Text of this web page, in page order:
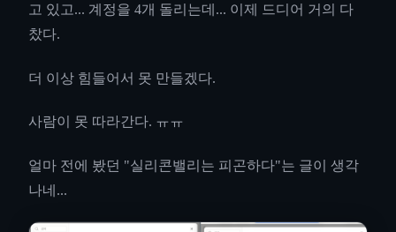
고 있고... 계정을 4개 돌리는데... 이제 드디어 거의 다
찼다.
더 이상 힘들어서 못 만들겠다.
사람이 못 따라간다. ㅠㅠ
얼마 전에 봤던 "실리콘밸리는 피곤하다"는 글이 생각
나네...